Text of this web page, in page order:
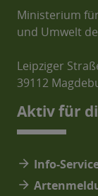
Ministerium
und Umwelt
Leipziger
39112
Aktiv für
arrow_forward Info-
arrow_forward